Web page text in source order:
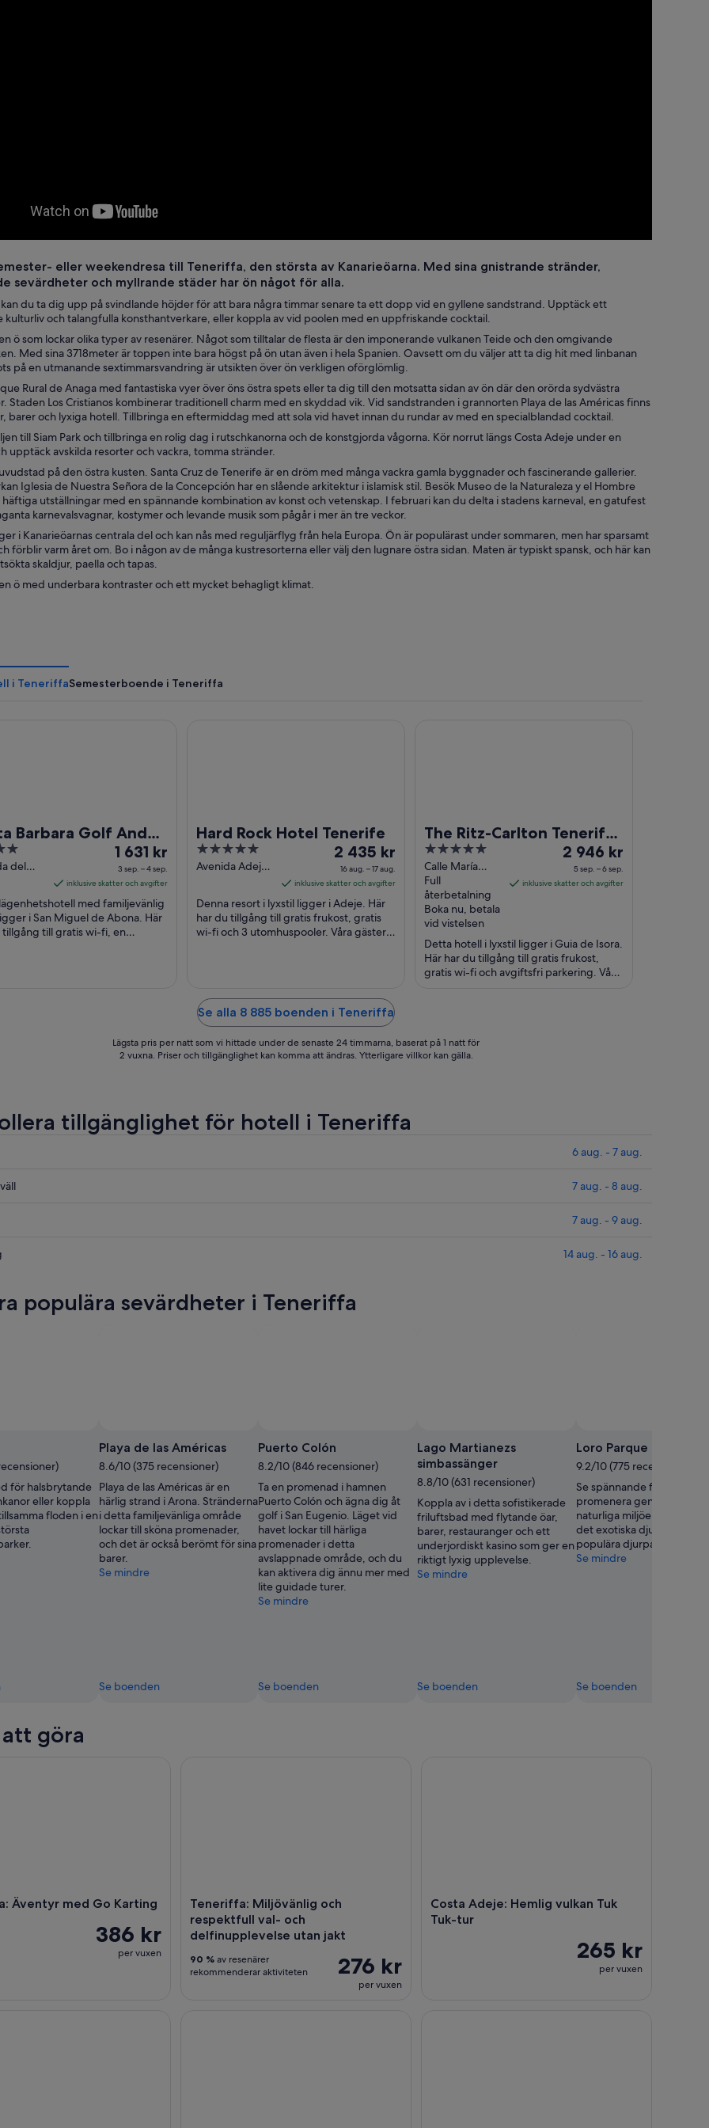
eller weekendresa till Teneriffa, den största av Kanarieöarna. Med sina gnistrande stränder,
sevärdheter och myllrande städer har ön något för alla.
kan du ta dig upp på svindlande höjder för att bara några timmar senare ta ett dopp vid en gyllene sandstrand. Upptäck ett
kulturliv och talangfulla konsthantverkare, eller koppla av vid poolen med en uppfriskande cocktail.
ö som lockar olika typer av resenärer. Något som tilltalar de flesta är den imponerande vulkanen Teide och den omgivande
Med sina 3718meter är toppen inte bara högst på ön utan även i hela Spanien. Oavsett om du väljer att ta dig hit med linbanan
på en utmanande sextimmarsvandring är utsikten över ön verkligen oförglömlig.
Rural de Anaga med fantastiska vyer över öns östra spets eller ta dig till den motsatta sidan av ön där den orörda sydvästra
Staden Los Cristianos kombinerar traditionell charm med en skyddad vik. Vid sandstranden i grannorten Playa de las Américas finns
barer och lyxiga hotell. Tillbringa en eftermiddag med att sola vid havet innan du rundar av med en specialblandad cocktail.
till Siam Park och tillbringa en rolig dag i rutschkanorna och de konstgjorda vågorna. Kör norrut längs Costa Adeje under en
upptäck avskilda resorter och vackra, tomma stränder.
på den östra kusten. Santa Cruz de Tenerife är en dröm med många vackra gamla byggnader och fascinerande gallerier.
Iglesia de Nuestra Señora de la Concepción har en slående arkitektur i islamisk stil. Besök Museo de la Naturaleza y el Hombre
häftiga utställningar med en spännande kombination av konst och vetenskap. I februari kan du delta i stadens karneval, en gatufest
karnevalsvagnar, kostymer och levande musik som pågår i mer än tre veckor.
i Kanarieöarnas centrala del och kan nås med reguljärflyg från hela Europa. Ön är populärast under sommaren, men har sparsamt
förblir varm året om. Bo i någon av de många kustresorterna eller välj den lugnare östra sidan. Maten är typiskt spansk, och här kan
skaldjur, paella och tapas.
ö med underbara kontraster och ett mycket behagligt klimat.
i TeneriffaSemesterboende i Teneriffa
Barbara Golf And
Club
del
Priset
är
1 631 kr
per
natt
mellan
1 631 kr
3 sep. – 4 sep.
inklusive skatter och avgifter
med familjevänlig
i San Miguel de Abona. Här
tillgång till gratis wi-fi, en
Hard Rock Hotel Tenerife
5
out
5
Avenida Adeje,
Tenerife
Priset
är
2 435 kr
per
natt
mellan
17
aug.
2 435 kr
16 aug. – 17 aug.
inklusive skatter och avgifter
Denna resort i lyxstil ligger i Adeje. Här
har du tillgång till gratis frukost, gratis
wi-fi och 3 utomhuspooler. Våra gäster
The Ritz-Carlton Tenerife,
Abama
5
out
of
5
Calle María
Zambrano, 2
Guia de Isora
Tenerife
Full
återbetalning
Boka nu, betala
vid vistelsen
Priset
2 946 kr
5
sep.
2 946 kr
5 sep. – 6 sep.
inklusive skatter och avgifter
Detta hotell i lyxstil ligger i Guia de Isora.
Här har du tillgång till gratis frukost,
gratis wi-fi och avgiftsfri parkering. Våra
Se alla 8 885 boenden i Teneriffa
Lägsta pris per natt som vi hittade under de senaste 24 timmarna, baserat på 1 natt för
2 vuxna. Priser och tillgänglighet kan komma att ändras. Ytterligare villkor kan gälla.
tillgänglighet för hotell i Teneriffa
6 aug. - 7 aug.
7 aug. - 8 aug.
7 aug. - 9 aug.
14 aug. - 16 aug.
populära sevärdheter i Teneriffa
för halsbrytande
eller koppla
floden i en
Playa de las Américas
8.6/10 (375 recensioner)
Playa de las Américas är en
härlig strand i Arona. Stränderna
i detta familjevänliga område
lockar till sköna promenader,
och det är också berömt för sina
barer.
Se mindre
Se boenden
Puerto Colón
8.2/10 (846 recensioner)
Ta en promenad i hamnen
Puerto Colón och ägna dig åt
golf i San Eugenio. Läget vid
havet lockar till härliga
promenader i detta
avslappnade område, och du
kan aktivera dig ännu mer med
lite guidade turer.
Se mindre
Se boenden
Lago Martianezs
simbassänger
8.8/10 (631 recensioner)
Koppla av i detta sofistikerade
friluftsbad med flytande öar,
barer, restauranger och ett
underjordiskt kasino som ger en
riktigt lyxig upplevelse.
Se mindre
Se boenden
Loro Parque
9.2/10 (775 recensioner)
Se spännande
promenera genom
naturliga miljöer och
det exotiska djurlivet i den
populära djurparken.
Se mindre
Se boenden
göra
Äventyr med Go Karting
386 kr
per vuxen
Teneriffa: Miljövänlig och
respektfull val- och
delfinupplevelse utan jakt
276 kr
per vuxen
90 % av resenärer
rekommenderar aktiviteten
Costa Adeje: Hemlig vulkan Tuk
Tuk-tur
265 kr
per vuxen